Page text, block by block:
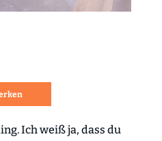
Ich weiß ja, dass du